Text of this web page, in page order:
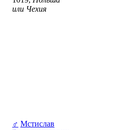
или Чехия
♂ Мстислав